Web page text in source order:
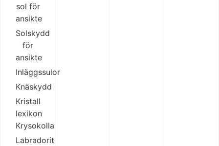
sol för
ansikte
Solskydd
för
ansikte
Inläggssulor
Knäskydd
Kristall
lexikon
Krysokolla
Labradorit